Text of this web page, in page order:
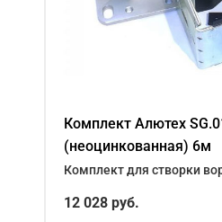
Комплект Алютех
(неоцинкованная) 6м
Комплект для створки
12 028 руб.